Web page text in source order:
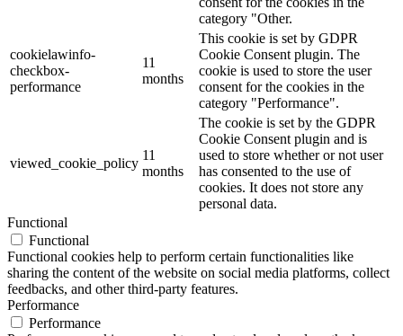
category "Other.
cookielawinfo-
checkbox-
performance
11
months
This cookie is set by GDPR
Cookie Consent plugin. The
cookie is used to store the user
consent for the cookies in the
category "Performance".
viewed_cookie_policy
11
months
The cookie is set by the GDPR
Cookie Consent plugin and is
used to store whether or not user
has consented to the use of
cookies. It does not store any
personal data.
Functional
Functional
Functional cookies help to perform certain functionalities like
sharing the content of the website on social media platforms, collect
feedbacks, and other third-party features.
Performance
Performance